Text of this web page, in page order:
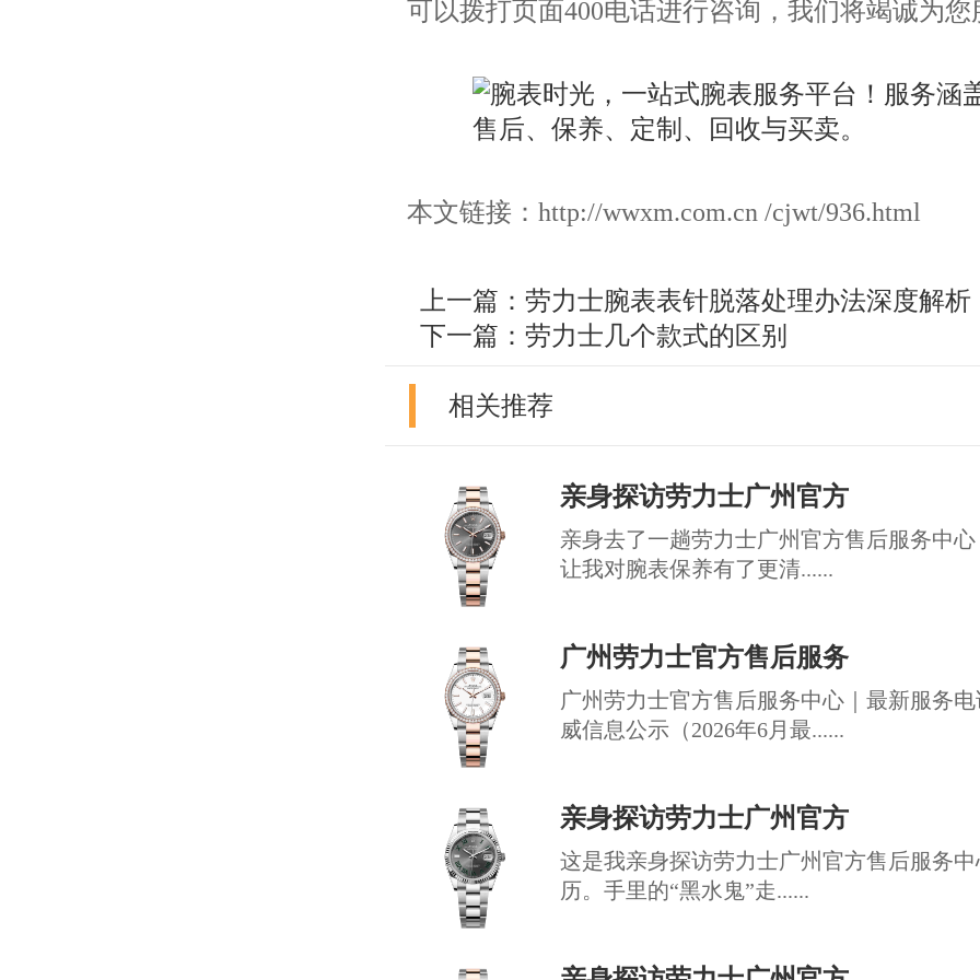
可以拨打页面400电话进行咨询，我们将竭诚为您
本文链接：http://wwxm.com.cn /cjwt/936.html
上一篇： 劳力士腕表表针脱落处理办法深度解析
下一篇： 劳力士几个款式的区别
相关推荐
亲身探访劳力士广州官方
亲身去了一趟劳力士广州官方售后服务中
让我对腕表保养有了更清......
广州劳力士官方售后服务
广州劳力士官方售后服务中心｜最新服务
威信息公示（2026年6月最......
亲身探访劳力士广州官方
这是我亲身探访劳力士广州官方售后服务
历。手里的“黑水鬼”走......